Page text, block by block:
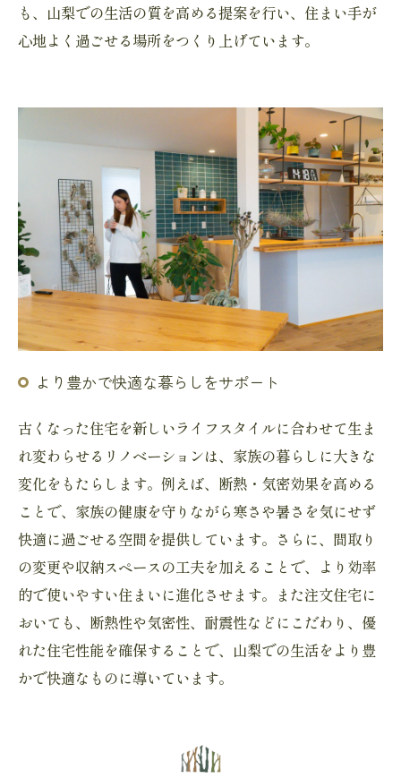
も、山梨での生活の質を高める提案を行い、住まい手が
心地よく過ごせる場所をつくり上げています。
より豊かで快適な暮らしをサポート
古くなった住宅を新しいライフスタイルに合わせて生ま
れ変わらせるリノベーションは、家族の暮らしに大きな
変化をもたらします。例えば、断熱・気密効果を高める
ことで、家族の健康を守りながら寒さや暑さを気にせず
快適に過ごせる空間を提供しています。さらに、間取り
の変更や収納スペースの工夫を加えることで、より効率
的で使いやすい住まいに進化させます。また注文住宅に
おいても、断熱性や気密性、耐震性などにこだわり、優
れた住宅性能を確保することで、山梨での生活をより豊
かで快適なものに導いています。